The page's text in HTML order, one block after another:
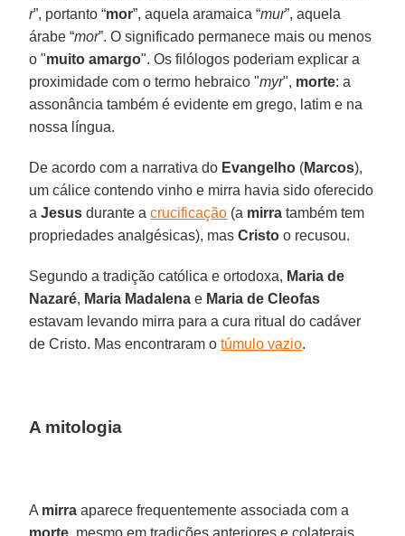
r”, portanto “mor”, aquela aramaica “mur”, aquela
árabe “mor”. O significado permanece mais ou menos
o "muito amargo". Os filólogos poderiam explicar a
proximidade com o termo hebraico "myr", morte: a
assonância também é evidente em grego, latim e na
nossa língua.
De acordo com a narrativa do Evangelho (Marcos),
um cálice contendo vinho e mirra havia sido oferecido
aJesus durante acrucificação (a mirra também tem
propriedades analgésicas), masCristo o recusou.
Segundo a tradição católica e ortodoxa, Maria de
Nazaré, Maria Madalena e Maria de Cleofas
estavam levando mirra para a cura ritual do cadáver
de Cristo. Mas encontraram otúmulo vazio.
A mitologia
A mirra aparece frequentemente associada com a
morte , mesmo em tradições anteriores e colaterais.